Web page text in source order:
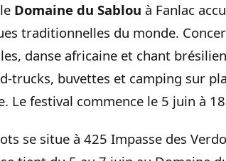
Domaine du Sablou à Fanlac
traditionnelles du monde.
danse africaine et chant
trucks, buvettes et camping sur
Le festival commence le 5 juin à
se situe à 425 Impasse des